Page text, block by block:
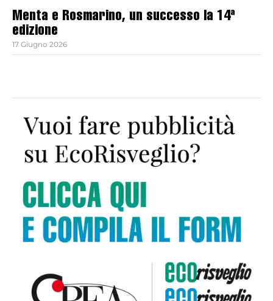
Menta e Rosmarino, un successo la 14ª
edizione
17 Giugno 2026